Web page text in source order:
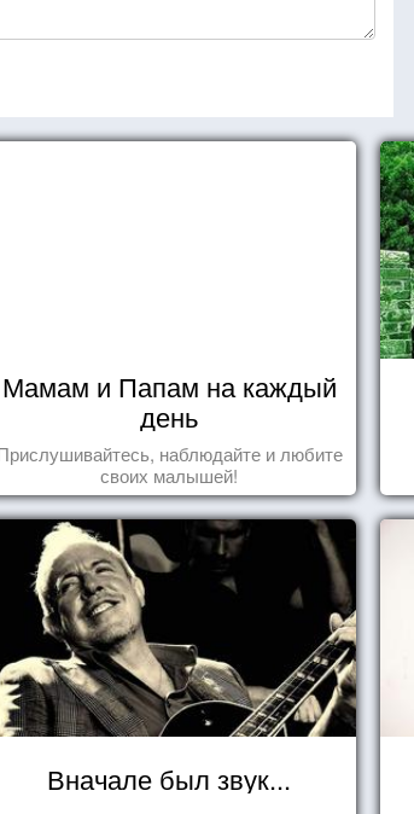
Мамам и Папам на каждый
день
наблюдайте и любите
своих малышей!
Вначале был звук...